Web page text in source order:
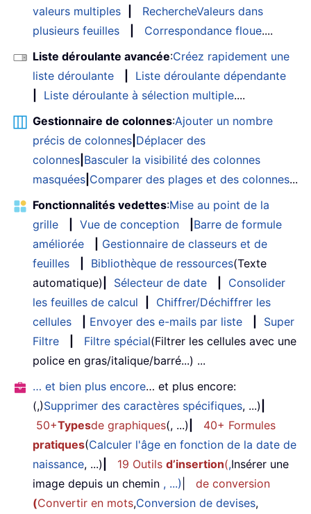
valeurs multiples
RechercheValeurs dans
plusieurs feuilles
Correspondance floue....
Liste déroulante avancée:Créez rapidement une
liste déroulante
Liste déroulante dépendante
Liste déroulante à sélection multiple....
Gestionnaire de colonnes:Ajouter un nombre
précis de colonnes Déplacer des
colonnes Basculer la visibilité des colonnes
masquées Comparer des plages et des colonnes...
Fonctionnalités vedettes:Mise au point de la
grille
Vue de conception
Barre de formule
améliorée
Gestionnaire de classeurs et de
feuilles
Bibliothèque de ressources(Texte
automatique)
Sélecteur de date
Consolider
les feuilles de calcul
Chiffrer/Déchiffrer les
cellules
Envoyer des e-mails par liste
Super
Filtre
Filtre spécial(Filtrer les cellules avec une
police en gras/italique/barré...) ...
… et bien plus encore… et plus encore:
(,)Supprimer des caractères spécifiques, ...)
50+Typesde graphiques(, ...)
40+ Formules
pratiques(Calculer l'âge en fonction de la date de
naissance, ...) 19 Outils d’insertion(,Insérer une
image depuis un chemin , ...)
de conversion
(Convertir en mots,Conversion de devises,